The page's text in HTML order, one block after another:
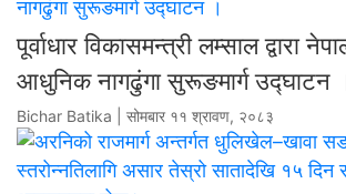
पूर्वाधार विकासमन्त्री लम्साल द्वारा
आधुनिक नागढुंगा सुरूङमार्ग उद्घाटन
Bichar Batika | सोमबार ११ श्रावण, २०८३